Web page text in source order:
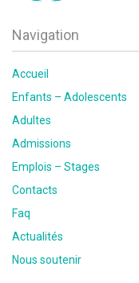
Navigation
Accueil
Enfants – Adolescents
Adultes
Admissions
Emplois – Stages
Contacts
Faq
Actualités
Nous soutenir